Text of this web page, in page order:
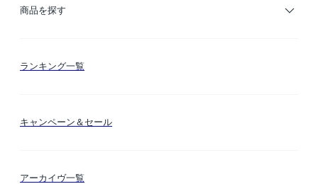
ご利用ガイド
商品を探す
カテゴリー検索
ランキング一覧
キャンペーン＆セール
アーカイヴ一覧